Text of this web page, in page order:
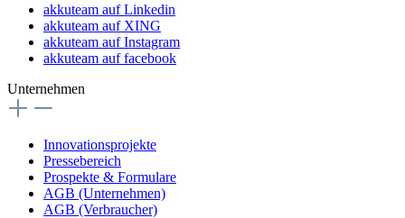
akkuteam auf Linkedin
akkuteam auf XING
akkuteam auf Instagram
akkuteam auf facebook
Unternehmen
Innovationsprojekte
Pressebereich
Prospekte & Formulare
AGB (Unternehmen)
AGB (Verbraucher)